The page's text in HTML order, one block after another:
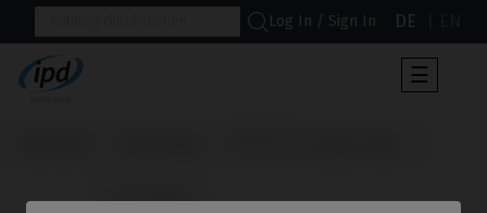
Log In / Sign In DE
der
☰
                      Scanbodies